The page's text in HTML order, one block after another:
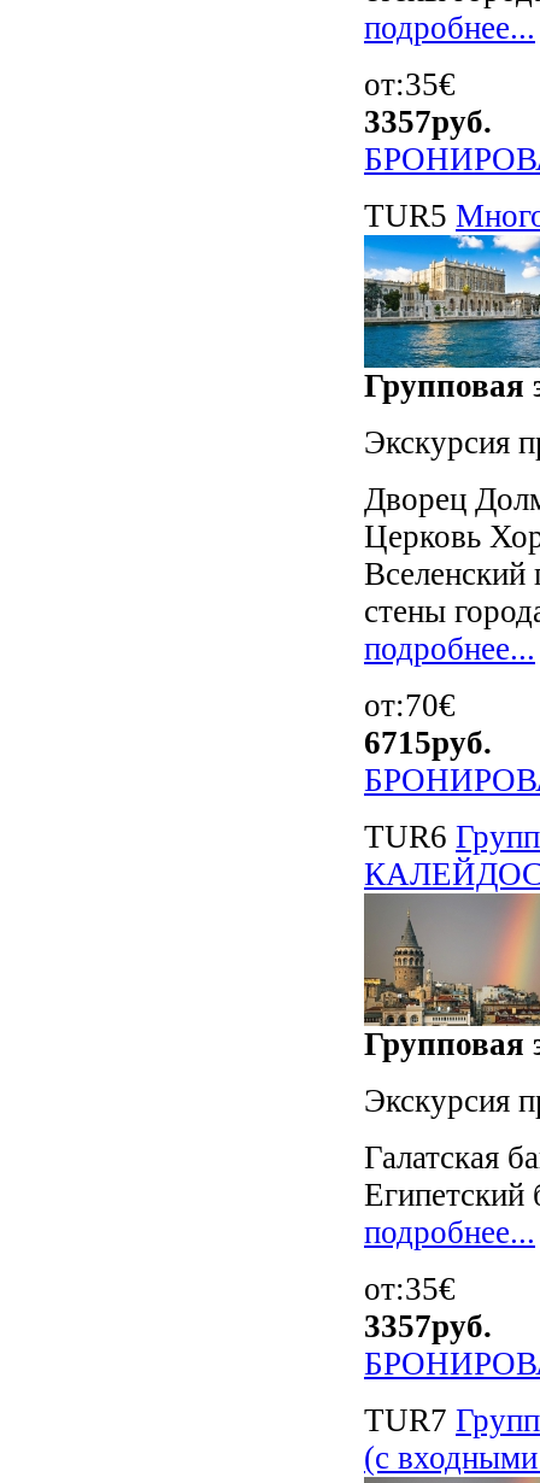
подробнее...
от:35€
3357руб.
TUR5
Групповая
Экскурсия
Дворец
Церковь
Вселенский
стены
подробнее...
от:70€
6715руб.
TUR6
Групповая
Экскурсия
Галатская
Египетский
подробнее...
от:35€
3357руб.
TUR7
(с